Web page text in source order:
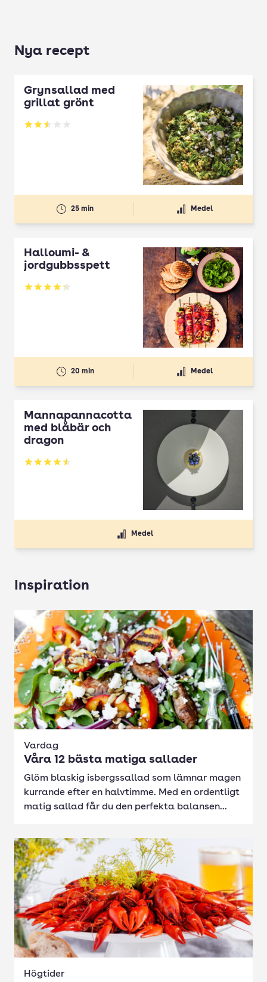
Nya recept
Grynsallad med
grillat grönt
Betyg: 2.5 av 5
25 min Medel
Halloumi- &
jordgubbsspett
Betyg: 4.3 av 5
20 min Medel
Mannapannacotta
med blåbär och
dragon
Betyg: 4.5 av 5
Medel
Inspiration
Vardag
Våra 12 bästa matiga sallader
Glöm blaskig isbergssallad som lämnar magen
kurrande efter en halvtimme. Med en ordentligt
matig sallad får du den perfekta balansen...
Högtider